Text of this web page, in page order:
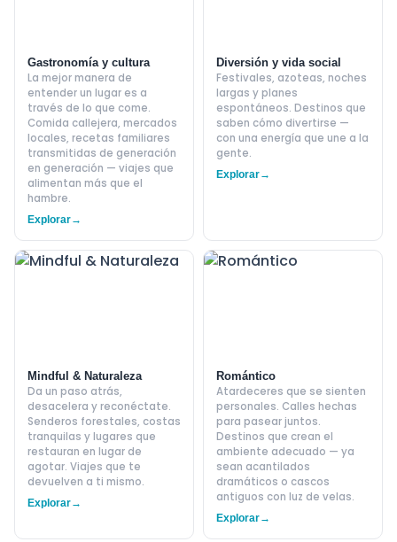
Gastronomía y cultura
La mejor manera de
entender un lugar es a
través de lo que come.
Comida callejera, mercados
locales, recetas familiares
transmitidas de generación
en generación — viajes que
alimentan más que el
hambre.
Explorar→
Diversión y vida social
Festivales, azoteas, noches
largas y planes
espontáneos. Destinos que
saben cómo divertirse —
con una energía que une a la
gente.
Explorar→
Mindful & Naturaleza
Da un paso atrás,
desacelera y reconéctate.
Senderos forestales, costas
tranquilas y lugares que
restauran en lugar de
agotar. Viajes que te
devuelven a ti mismo.
Explorar→
Romántico
Atardeceres que se sienten
personales. Calles hechas
para pasear juntos.
Destinos que crean el
ambiente adecuado — ya
sean acantilados
dramáticos o cascos
antiguos con luz de velas.
Explorar→